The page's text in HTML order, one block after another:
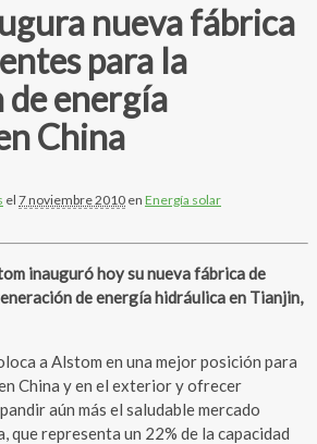
nueva fábrica
para la
de energía
China
el 7 noviembre 2010 en Energía solar
inauguró hoy su nueva fábrica de
de energía hidráulica en Tianjin,
a Alstom en una mejor posición para
China y en el exterior y ofrecer
aún más el saludable mercado
que representa un 22% de la capacidad